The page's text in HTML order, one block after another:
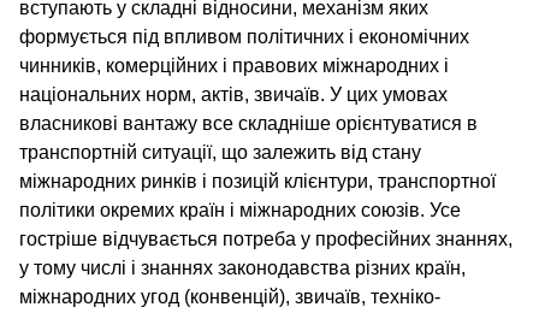
вступають у складні відносини, механізм яких
формується під впливом політичних і економічних
чинників, комерційних і правових міжнародних і
національних норм, актів, звичаїв. У цих умовах
власникові вантажу все складніше орієнтуватися в
транспортній ситуації, що залежить від стану
міжнародних ринків і позицій клієнтури, транспортної
політики окремих країн і міжнародних союзів. Усе
гостріше відчувається потреба у професійних знаннях,
у тому числі і знаннях законодавства різних країн,
міжнародних угод (конвенцій), звичаїв, техніко-